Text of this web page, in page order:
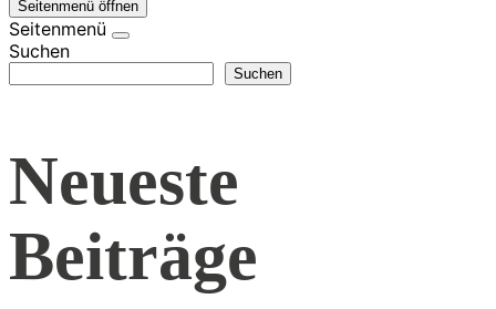
Seitenmenü öffnen
Seitenmenü
Suchen
Suchen
Neueste
Beiträge